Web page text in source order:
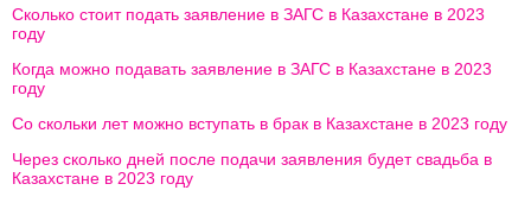
Сколько стоит подать заявление в ЗАГС в Казахстане в 2023
году
Когда можно подавать заявление в ЗАГС в Казахстане в 2023
году
Со скольки лет можно вступать в брак в Казахстане в 2023 году
Через сколько дней после подачи заявления будет свадьба в
Казахстане в 2023 году